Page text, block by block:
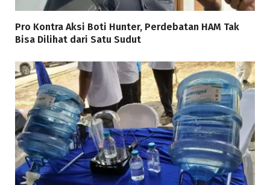
Pro Kontra Aksi Boti Hunter, Perdebatan HAM Tak
Bisa Dilihat dari Satu Sudut